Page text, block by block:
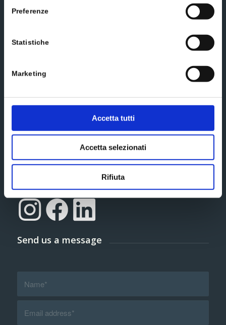
Preferenze
Statistiche
Marketing
Accetta tutti
Accetta selezionati
Rifiuta
privacy policy
Subscribe
Send us a message